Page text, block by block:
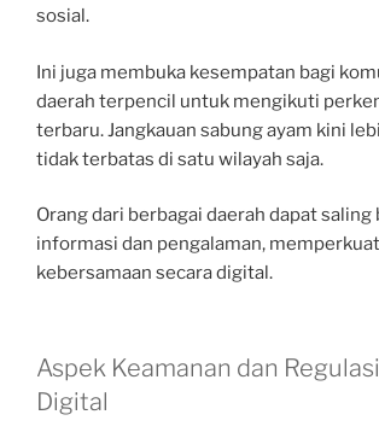
sosial.
Ini juga membuka kesempatan bagi
daerah terpencil untuk mengikuti
terbaru. Jangkauan sabung ayam kini
tidak terbatas di satu wilayah saja.
Orang dari berbagai daerah dapat
informasi dan pengalaman,
kebersamaan secara digital.
Aspek Keamanan dan
Digital